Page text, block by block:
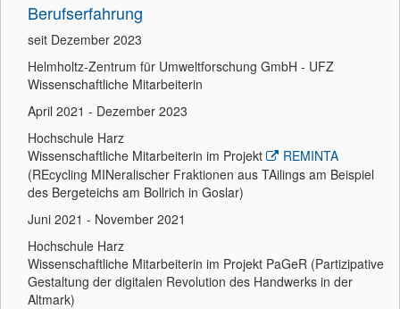
Berufserfahrung
seit Dezember 2023
Helmholtz-Zentrum für Umweltforschung GmbH - UFZ
Wissenschaftliche Mitarbeiterin
April 2021 - Dezember 2023
Hochschule Harz
Wissenschaftliche Mitarbeiterin im Projekt
REMINTA
(REcycling MINeralischer Fraktionen aus TAilings am Beispiel
des Bergeteichs am Bollrich in Goslar)
Juni 2021 - November 2021
Hochschule Harz
Wissenschaftliche Mitarbeiterin im Projekt PaGeR (Partizipative
Gestaltung der digitalen Revolution des Handwerks in der
Altmark)